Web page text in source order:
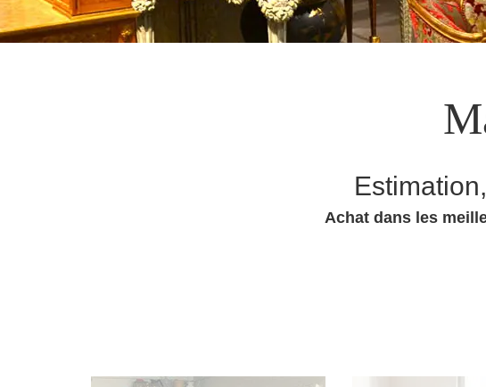
Achat dans les